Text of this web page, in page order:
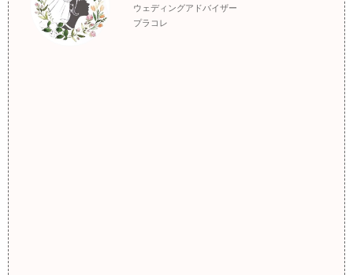
ウェディングアドバイザー
プラコレ